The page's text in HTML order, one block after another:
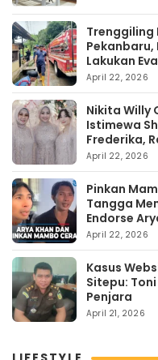
Trenggiling
Lakukan
April 22, 2026
Nikita Willy
Istimewa
Frederika,
Kehangatan
April 22, 2026
Pinkan
Tangga
Endorse
April 22, 2026
Kasus
Sitepu:
Penjara
April 21, 2026